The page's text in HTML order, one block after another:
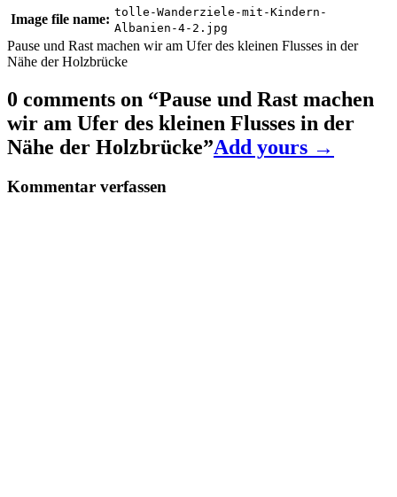
Image file name: tolle-Wanderziele-mit-Kindern-
Albanien-4-2.jpg
Pause und Rast machen wir am Ufer des kleinen Flusses in der
Nähe der Holzbrücke
0 comments on “Pause und Rast machen
wir am Ufer des kleinen Flusses in der
Nähe der Holzbrücke”Add yours →
Kommentar verfassen